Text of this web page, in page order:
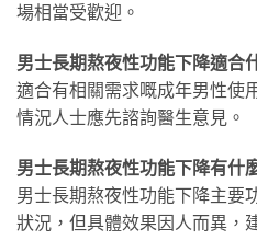
場相當受歡迎。
男士長期熬夜性功能下降適合
適合有相關需求嘅成年男性使
情況人士應先諮詢醫生意見。
男士長期熬夜性功能下降有什
男士長期熬夜性功能下降主要
狀況，但具體效果因人而異，